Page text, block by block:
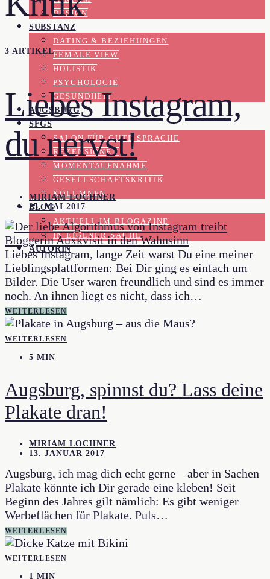
DESIGN
SUBSTANZ
DATING & BEZIEHUNGEN
FEMALE VIEW
HOLISTIK
PSYCHOLOGIE
GESUNDHEIT
AUGSBURG
SFGS
SALON FÜR GUTE SPRACHE
REZENSIONEN
MOMENTAUFNAHME
GESELLSCHAFTSKRITIK
KOLUMNEN
BLOG
AKTUELL IM BLOGAZINE
IN EIGENER SACHE
AUTORIN
3 ARTIKEL
Liebes Instagram,
du nervst!
MIRIAM LOCHNER
25. MAI 2017
Liebes Instagram, lange Zeit warst Du eine meiner
Lieblingsplattformen: Bei Dir ging es einfach um
Bilder. Die User waren freundlich und sind es immer
noch. An ihnen liegt es nicht, dass ich…
WEITERLESEN
WEITERLESEN
5 MIN
Augsburg, spinnst du? Lass deine
Plakate dran!
MIRIAM LOCHNER
13. JANUAR 2017
Augsburg, ich mag dich echt gerne – aber in Sachen
Plakate könnte ich Dir gerade eine kleben! Seit
Beginn des Jahres gilt nämlich: Es gibt weniger
Werbeflächen für Plakate. Puls…
WEITERLESEN
WEITERLESEN
1 MIN